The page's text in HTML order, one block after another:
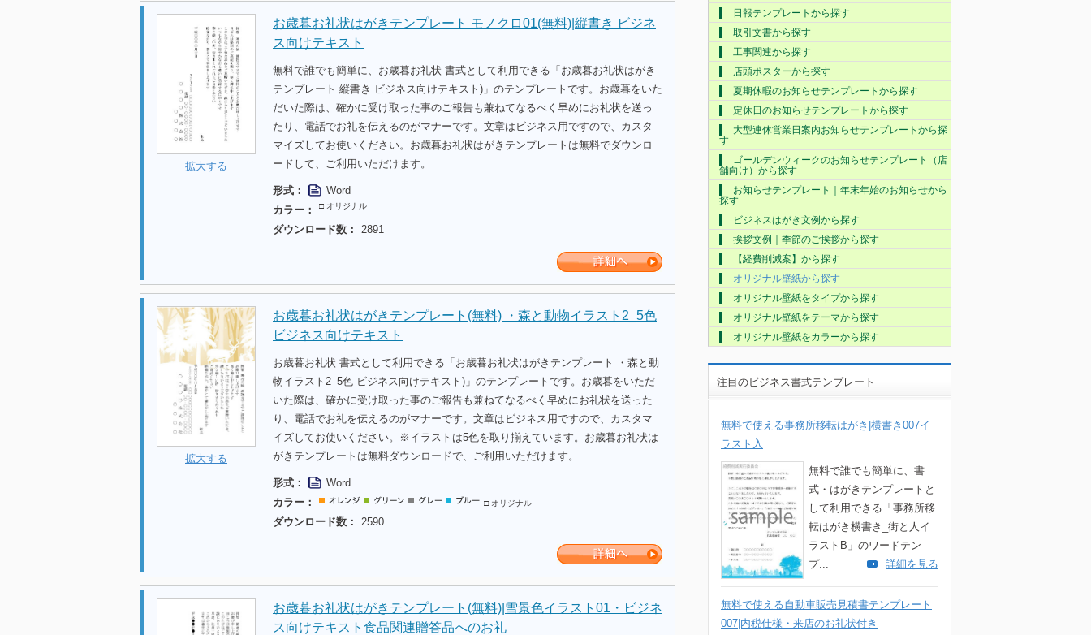
拡大する
お歳暮お礼状はがきテンプレート モノクロ01(無料)|縦書き ビジネ
ス向けテキスト
無料で誰でも簡単に、お歳暮お礼状 書式として利用できる「お歳暮お礼状はがき
テンプレート 縦書き ビジネス向けテキスト)」のテンプレートです。お歳暮をいた
だいた際は、確かに受け取った事のご報告も兼ねてなるべく早めにお礼状を送っ
たり、電話でお礼を伝えるのがマナーです。文章はビジネス用ですので、カスタ
マイズしてお使いください。お歳暮お礼状はがきテンプレートは無料でダウンロ
ードして、ご利用いただけます。
形式：
Word
カラー：
□ オリジナル
ダウンロード数： 2891
拡大する
お歳暮お礼状はがきテンプレート(無料) ・森と動物イラスト2_5色
ビジネス向けテキスト
お歳暮お礼状 書式として利用できる「お歳暮お礼状はがきテンプレート ・森と動
物イラスト2_5色 ビジネス向けテキスト)」のテンプレートです。お歳暮をいただ
いた際は、確かに受け取った事のご報告も兼ねてなるべく早めにお礼状を送った
り、電話でお礼を伝えるのがマナーです。文章はビジネス用ですので、カスタマ
イズしてお使いください。※イラストは5色を取り揃えています。お歳暮お礼状は
がきテンプレートは無料ダウンロードで、ご利用いただけます。
形式：
Word
カラー：
□ オリジナル
ダウンロード数： 2590
お歳暮お礼状はがきテンプレート(無料)|雪景色イラスト01・ビジネ
ス向けテキスト食品関連贈答品へのお礼
日報テンプレートから探す
取引文書から探す
工事関連から探す
店頭ポスターから探す
夏期休暇のお知らせテンプレートから探す
定休日のお知らせテンプレートから探す
大型連休営業日案内お知らせテンプレートから探
す
ゴールデンウィークのお知らせテンプレート（店
舗向け）から探す
お知らせテンプレート｜年末年始のお知らせから
探す
ビジネスはがき文例から探す
挨拶文例｜季節のご挨拶から探す
【経費削減案】から探す
オリジナル壁紙から探す
オリジナル壁紙をタイプから探す
オリジナル壁紙をテーマから探す
オリジナル壁紙をカラーから探す
注目のビジネス書式テンプレート
無料で使える事務所移転はがき|横書き007イ
ラスト入
無料で誰でも簡単に、書
式・はがきテンプレートと
して利用できる「事務所移
転はがき横書き_街と人イ
ラストB」のワードテン
プ...
詳細を見る
無料で使える自動車販売見積書テンプレート
007|内税仕様・来店のお礼状付き